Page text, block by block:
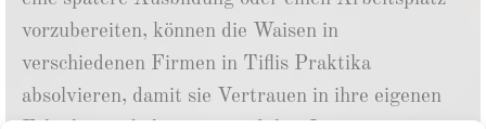
vorzubereiten, können die Waisen in
verschiedenen Firmen in Tiflis Praktika
absolvieren, damit sie Vertrauen in ihre eigenen